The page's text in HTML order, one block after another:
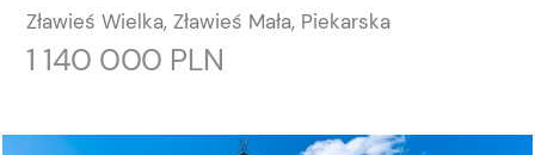
Zławieś Wielka, Zławieś Mała, Piekarska
1 140 000 PLN